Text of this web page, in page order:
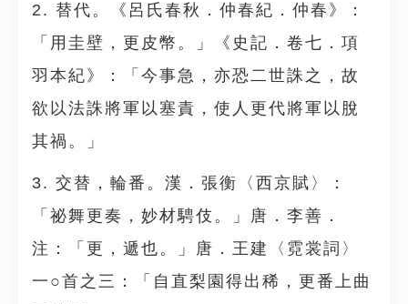
2. 替代。《呂氏春秋．仲春紀．仲春》：
「用圭壁，更皮幣。」《史記．卷七．項
羽本紀》：「今事急，亦恐二世誅之，故
欲以法誅將軍以塞責，使人更代將軍以脫
其禍。」
3. 交替，輪番。漢．張衡〈西京賦〉：
「祕舞更奏，妙材騁伎。」唐．李善．
注：「更，遞也。」唐．王建〈霓裳詞〉
一○首之三：「自直梨園得出稀，更番上曲